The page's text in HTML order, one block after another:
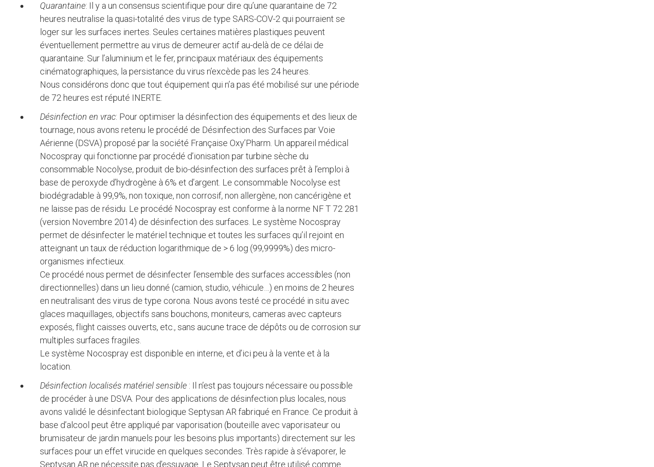
Quarantaine: Il y a un consensus scientifique pour dire qu’une quarantaine de 72
heures neutralise la quasi-totalité des virus de type SARS-COV-2 qui pourraient se
loger sur les surfaces inertes. Seules certaines matières plastiques peuvent
éventuellement permettre au virus de demeurer actif au-delà de ce délai de
quarantaine. Sur l’aluminium et le fer, principaux matériaux des équipements
cinématographiques, la persistance du virus n’excède pas les 24 heures.
Nous considérons donc que tout équipement qui n’a pas été mobilisé sur une période
de 72 heures est réputé INERTE.
Désinfection en vrac: Pour optimiser la désinfection des équipements et des lieux de
tournage, nous avons retenu le procédé de Désinfection des Surfaces par Voie
Aérienne (DSVA) proposé par la société Française Oxy’Pharm. Un appareil médical
Nocospray qui fonctionne par procédé d’ionisation par turbine sèche du
consommable Nocolyse, produit de bio-désinfection des surfaces prêt à l’emploi à
base de peroxyde d’hydrogène à 6% et d’argent. Le consommable Nocolyse est
biodégradable à 99,9%, non toxique, non corrosif, non allergène, non cancérigène et
ne laisse pas de résidu. Le procédé Nocospray est conforme à la norme NF T 72 281
(version Novembre 2014) de désinfection des surfaces. Le système Nocospray
permet de désinfecter le matériel technique et toutes les surfaces qu’il rejoint en
atteignant un taux de réduction logarithmique de > 6 log (99,9999%) des micro-
organismes infectieux.
Ce procédé nous permet de désinfecter l’ensemble des surfaces accessibles (non
directionnelles) dans un lieu donné (camion, studio, véhicule…) en moins de 2 heures
en neutralisant des virus de type corona. Nous avons testé ce procédé in situ avec
glaces maquillages, objectifs sans bouchons, moniteurs, cameras avec capteurs
exposés, flight caisses ouverts, etc., sans aucune trace de dépôts ou de corrosion sur
multiples surfaces fragiles.
Le système Nocospray est disponible en interne, et d’ici peu à la vente et à la
location.
Désinfection localisés matériel sensible : Il n’est pas toujours nécessaire ou possible
de procéder à une DSVA. Pour des applications de désinfection plus locales, nous
avons validé le désinfectant biologique Septysan AR fabriqué en France. Ce produit à
base d’alcool peut être appliqué par vaporisation (bouteille avec vaporisateur ou
brumisateur de jardin manuels pour les besoins plus importants) directement sur les
surfaces pour un effet virucide en quelques secondes. Très rapide à s’évaporer, le
Septysan AR ne nécessite pas d’essuyage. Le Septysan peut être utilisé comme